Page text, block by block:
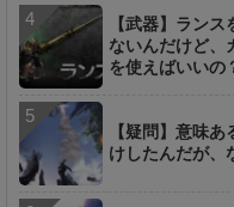
【武器】ラン
ないんだけど、
を使えばいいの
【疑問】意味
けしたんだが、